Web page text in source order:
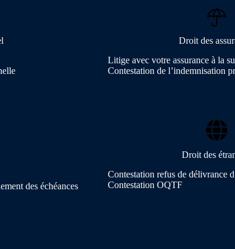
Droit des
Litige avec votre assurance à la
Contestation de l’indemnisation
des échéances
Droit des
Contestation refus de délivrance
Contestation OQTF